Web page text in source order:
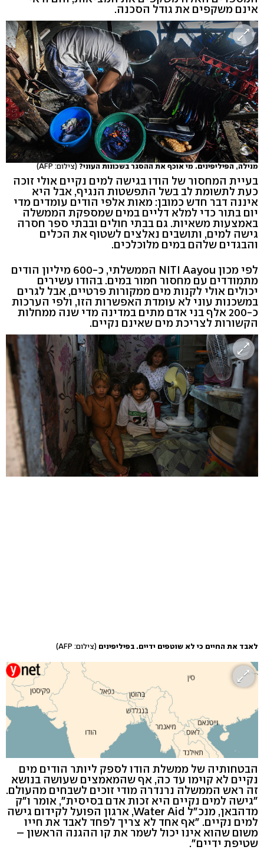
אינם משקפים את גודל הסכנה.
מנילה, הפיליפינים. מי אוכף את ההסגר בשכונות העוני? (צילום: AFP)
בעיית המחסור של הודו בגישה למים נקיים אולי זוכה
כעת לתשומת לב בשל התפשטות הנגיף, אבל היא
איננה דבר חדש כמובן: מאות אלפי הודים עומדים מדי
יום בתור כדי למלא דליים במים שמספקת הממשלה
באמצעות משאיות. גם בבתי חולים ובבתי ספר חסרה
גישה למים, ותושבים נאלצים לשטוף את הכלים
והבגדים שלהם במים מלוכלכים.
לפי מכון NITI Aayou הממשלתי, כ-600 מיליון הודים
מתמודדים עם מחסור חמור במים. בהודו עשירים
יכולים אולי לקנות מים ממקורות פרטיים, אבל לגרים
במשכנות עוני לא עומדת האפשרות הזו, ולפי הערכות
כ-200 אלף בני אדם מתים במדינה מדי שנה ממחלות
הקשורות לצריכת מים שאינם נקיים.
לאבד את החיים כי לא שוטפים ידיים. בפיליפינים (צילום: AFP)
הבטחותיה של ממשלת הודו לספק ליותר הודים מים
נקיים לא קוימו עד כה, אף שהמאמצים שעושה בנושא
זה ראש הממשלה נרנדרה מודי זוכים לשבחים מהעולם.
"גישה למים נקיים היא זכות אדם בסיסית", אומר ו"ק
מדהבאן, מנכ"ל Water Aid, ארגון הפועל לקידום גישה
למים נקיים. "אף אחד לא צריך לפחד לאבד את חייו
משום שהוא אינו יכול לשמר את קו ההגנה הראשון –
שטיפת ידיים".